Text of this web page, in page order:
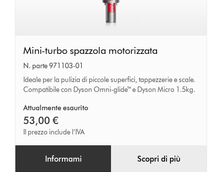
Mini-
turbo
spazzola
motorizzata
Mini-turbo spazzola motorizzata
N. parte 971103-01
Ideale per la pulizia di piccole superfici, tappezzerie e scale.
Compatibile con Dyson Omni-glide™ e Dyson Micro 1.5kg.
Attualmente esaurito
53,00 €
Il prezzo include l’IVA
Informami Scopri di più